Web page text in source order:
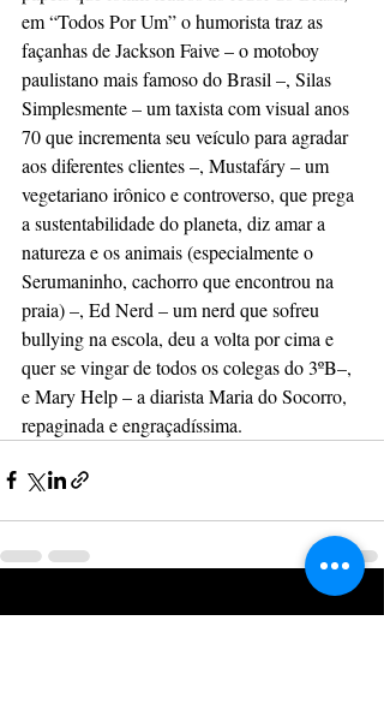
em “Todos Por Um” o humorista traz as
façanhas de Jackson Faive – o motoboy
paulistano mais famoso do Brasil –, Silas
Simplesmente – um taxista com visual anos
70 que incrementa seu veículo para agradar
aos diferentes clientes –, Mustafáry – um
vegetariano irônico e controverso, que prega
a sustentabilidade do planeta, diz amar a
natureza e os animais (especialmente o
Serumaninho, cachorro que encontrou na
praia) –, Ed Nerd – um nerd que sofreu
bullying na escola, deu a volta por cima e
quer se vingar de todos os colegas do 3ºB–,
e Mary Help – a diarista Maria do Socorro,
repaginada e engraçadíssima.
Posts recentes Ver tudo